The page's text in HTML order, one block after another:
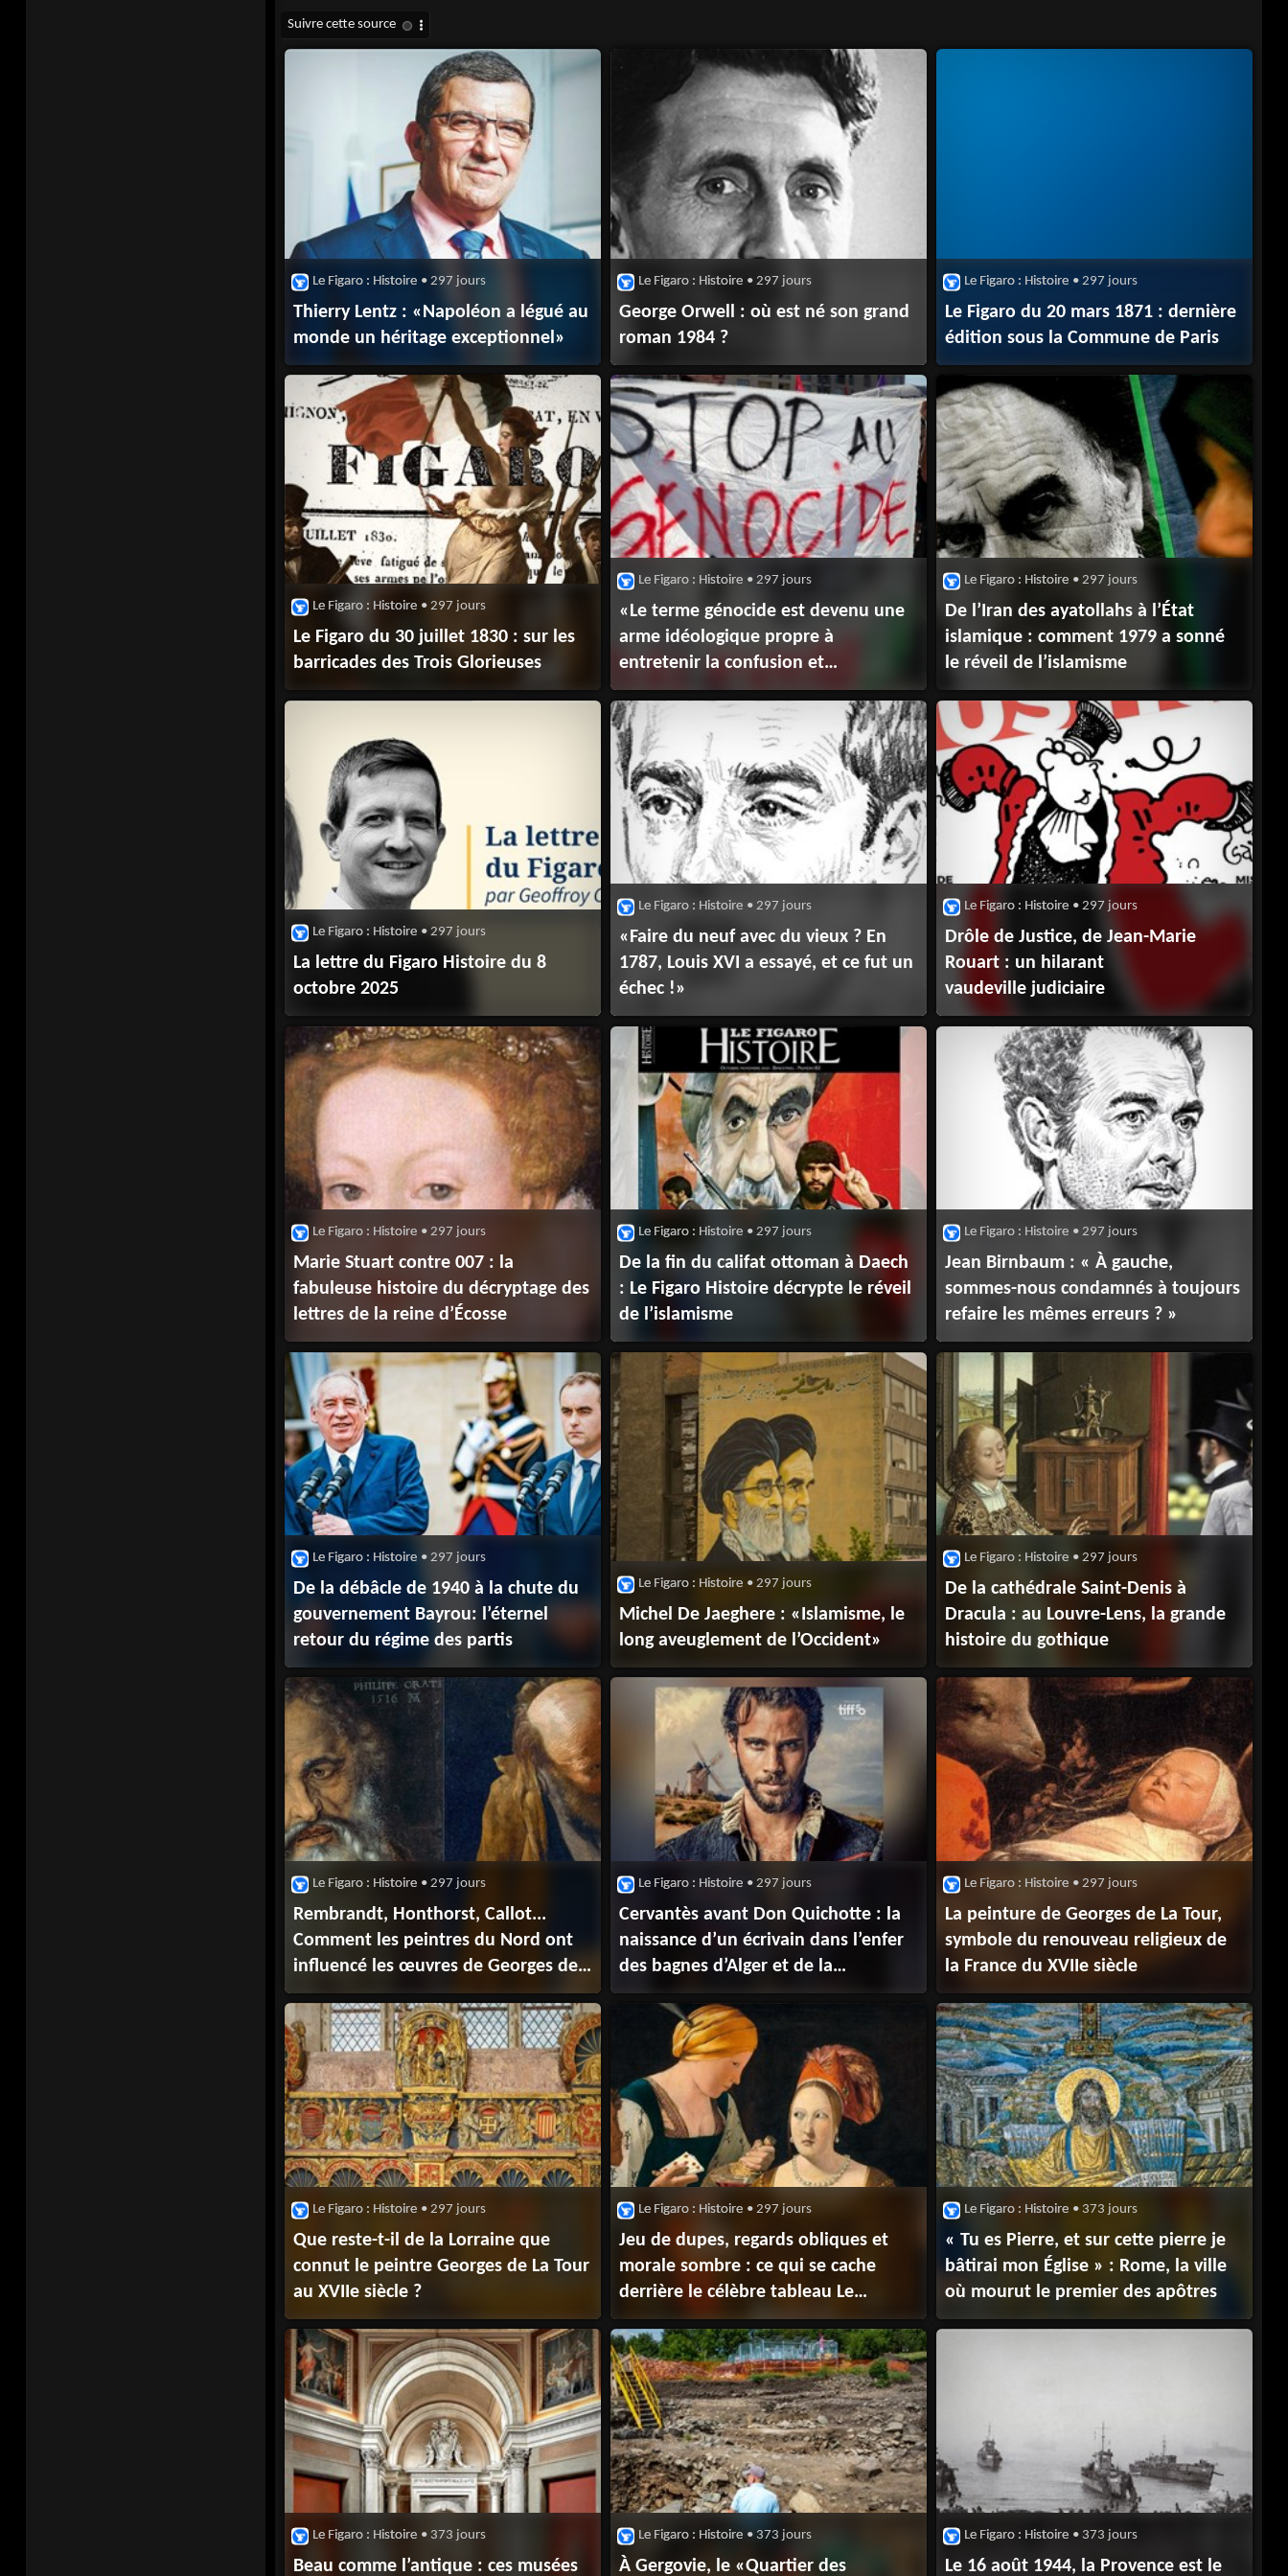
Le Figaro : Histoire • 297 jours
Thierry Lentz : «Napoléon a légué au
monde un héritage exceptionnel»
Le Figaro : Histoire • 297 jours
George Orwell : où est né son grand
roman 1984 ?
Le Figaro : Histoire • 297 jours
Le Figaro du 20 mars 1871 : dernière
édition sous la Commune de Paris
Le Figaro : Histoire • 297 jours
Le Figaro du 30 juillet 1830 : sur les
barricades des Trois Glorieuses
Le Figaro : Histoire • 297 jours
«Le terme génocide est devenu une
arme idéologique propre à
entretenir la confusion et
la violence»
Le Figaro : Histoire • 297 jours
De l’Iran des ayatollahs à l’État
islamique : comment 1979 a sonné
le réveil de l’islamisme
Le Figaro : Histoire • 297 jours
La lettre du Figaro Histoire du 8
octobre 2025
Le Figaro : Histoire • 297 jours
«Faire du neuf avec du vieux ? En
1787, Louis XVI a essayé, et ce fut un
échec !»
Le Figaro : Histoire • 297 jours
Drôle de Justice, de Jean-Marie
Rouart : un hilarant
vaudeville judiciaire
Le Figaro : Histoire • 297 jours
Marie Stuart contre 007 : la
fabuleuse histoire du décryptage des
lettres de la reine d’Écosse
Le Figaro : Histoire • 297 jours
De la fin du califat ottoman à Daech
: Le Figaro Histoire décrypte le réveil
de l’islamisme
Le Figaro : Histoire • 297 jours
Jean Birnbaum : « À gauche,
sommes-nous condamnés à toujours
refaire les mêmes erreurs ? »
Le Figaro : Histoire • 297 jours
De la débâcle de 1940 à la chute du
gouvernement Bayrou: l’éternel
retour du régime des partis
Le Figaro : Histoire • 297 jours
Michel De Jaeghere : «Islamisme, le
long aveuglement de l’Occident»
Le Figaro : Histoire • 297 jours
De la cathédrale Saint-Denis à
Dracula : au Louvre-Lens, la grande
histoire du gothique
Le Figaro : Histoire • 297 jours
Rembrandt, Honthorst, Callot...
Comment les peintres du Nord ont
influencé les œuvres de Georges de
La Tour
Le Figaro : Histoire • 297 jours
Cervantès avant Don Quichotte : la
naissance d’un écrivain dans l’enfer
des bagnes d’Alger et de la
traite musulmane
Le Figaro : Histoire • 297 jours
La peinture de Georges de La Tour,
symbole du renouveau religieux de
la France du XVIIe siècle
Le Figaro : Histoire • 297 jours
Que reste-t-il de la Lorraine que
connut le peintre Georges de La Tour
au XVIIe siècle ?
Le Figaro : Histoire • 297 jours
Jeu de dupes, regards obliques et
morale sombre : ce qui se cache
derrière le célèbre tableau Le
Tricheur de Georges de la Tour
Le Figaro : Histoire • 373 jours
« Tu es Pierre, et sur cette pierre je
bâtirai mon Église » : Rome, la ville
où mourut le premier des apôtres
Le Figaro : Histoire • 373 jours
Beau comme l’antique : ces musées
Le Figaro : Histoire • 373 jours
À Gergovie, le «Quartier des
Le Figaro : Histoire • 373 jours
Le 16 août 1944, la Provence est le